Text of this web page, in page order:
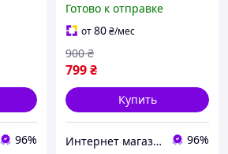
96%
41 размер
Готово к отправке
от80₴/мес
799₴
900 ₴
Купить
Интернет магазин shoppingpro.com.ua 96%